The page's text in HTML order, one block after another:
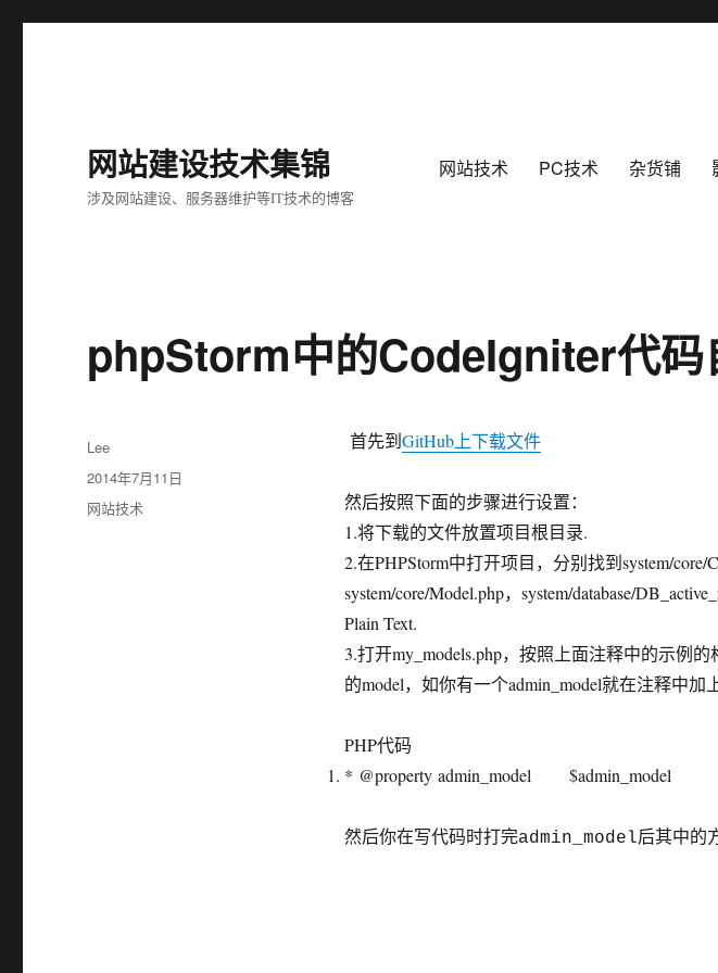
网站建设技术集锦
涉及网站建设、服务器维护等IT技术的博客
网站技术 PC技术 杂货铺
phpStorm中的CodeIgniter代码
首先到GitHub上下载文件
然后按照下面的步骤进行设置：
1.将下载的文件放置项目根目录.
2.在PHPStorm中打开项目，分别找到system/core/
system/core/Model.php，system/database/
Plain Text.
3.打开my_models.php，按照上面注释中的示例
的model，如你有一个admin_model就在注释中加
PHP代码
* @property admin_model $admin_model
然后你在写代码时打完admin_model后其中的
作
者
Lee
发
布
于
2014年7月11日
分
网站技术